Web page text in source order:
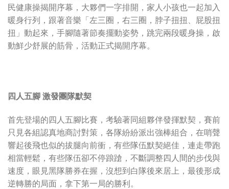
民健康操揭開序幕，大夥們一字排開，家人小孩也一起加入
暖身行列，跟著音樂「左三圈，右三圈，脖子扭扭、屁股扭
扭」動起來，手腳隨著節奏擺動姿勢，跳完兩段暖身操，啟
動鮮少舒展的筋骨，活動正式揭開序幕。
四人五腳 激發團隊默契
首先登場的四人五腳比賽，考驗著同組夥伴發揮默契，賽前
只見各組認真地商討對策，各隊紛紛派出強棒組合，在哨聲
響起後飛也似的拔腿向前衝，有些隊伍默契絕佳，連走帶跑
相當輕鬆，有些隊伍卻不停踉蹌，不斷調整四人間的步伐與
速度，眼見黑隊勝券在握，沒想到白隊後來居上，最後形成
逆轉勝的局面，拿下第一局的勝利。